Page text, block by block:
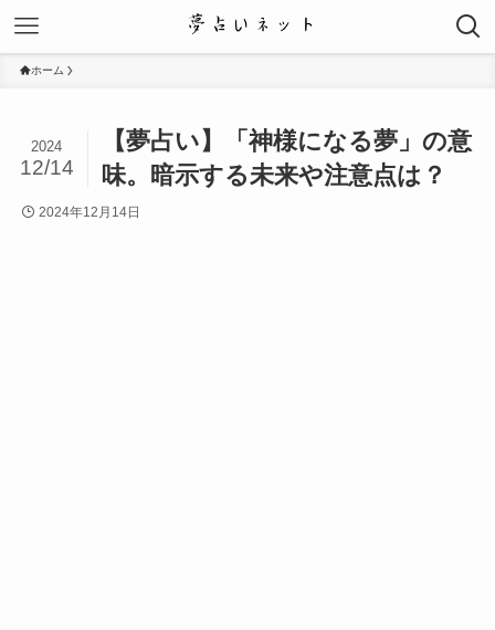
ホーム
【夢占い】「神様になる夢」の意
味。暗示する未来や注意点は？
2024
12/14
2024年12月14日